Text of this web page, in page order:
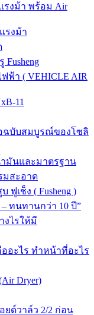
รงม้า พร้อม Air
รงม้า
ฟ้า ( VEHICLE AIR
11
ฉบับสมบูรณ์ของโซลิ
มันและมาตรฐาน
มสะอาด
เช็ง ( Fusheng )
ทนทานกว่า 10 ปี”
งไรให้มี
ออะไร ทำหน้าที่อะไร
Dryer)
ยด์วาล์ว 2/2 ก่อน